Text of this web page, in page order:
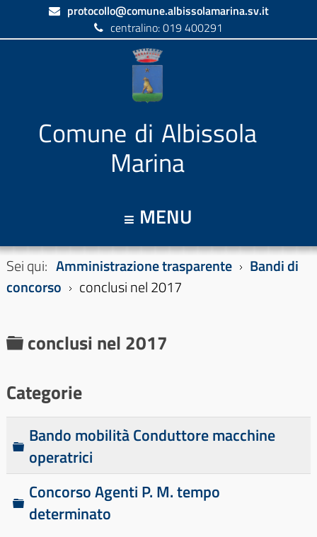
protocollo@comune.albissolamarina.sv.it
centralino: 019 400291
Comune di Albissola
Marina
MENU
Sei qui: Amministrazione trasparente
Bandi di
concorso
conclusi nel 2017
C
r
t
e
l
l
a
conclusi nel 2017
Categorie
C
a
t
e
Bando mobilità Conduttore macchine
operatrici
C
a
Concorso Agenti P. M. tempo
determinato